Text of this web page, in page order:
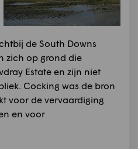
de South Downs
zich op grond die
Estate en zijn niet
Cocking was de bron
voor de vervaardiging
en voor